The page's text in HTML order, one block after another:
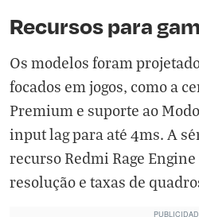
Recursos para
Os modelos foram
focados em jogos, como a
Premium e suporte ao
input lag para até 4ms. A
recurso Redmi Rage
resolução e taxas de